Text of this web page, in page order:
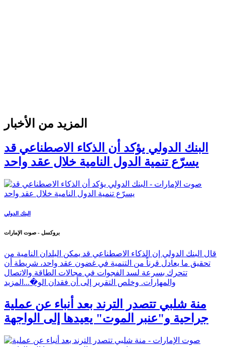
المزيد من الأخبار
البنك الدولي يؤكد أن الذكاء الاصطناعي قد
يسرّع تنمية الدول النامية خلال عقد واحد
البنك الدولي
بروكسل - صوت الإمارات
قال البنك الدولي إن الذكاء الاصطناعي قد يمكن البلدان النامية من
تحقيق ما يعادل قرناً من التنمية في غضون عقد واحد، شريطة أن
تتحرك بسرعة لسد الفجوات في مجالات الطاقة والاتصال
والمهارات. وخلص التقرير إلى أن فقدان الو�... المزيد
منة شلبي تتصدر الترند بعد أنباء عن عملية
جراحية و"عنبر الموت" يعيدها إلى الواجهة